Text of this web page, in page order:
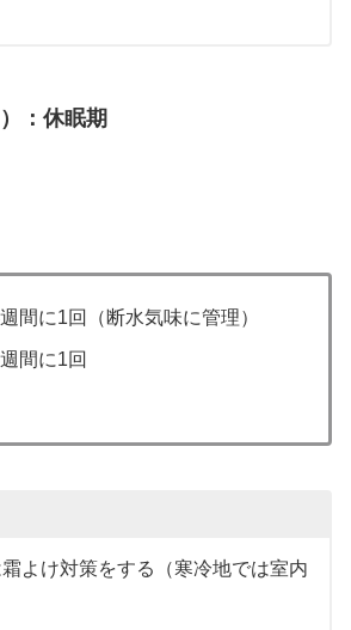
：休眠期
間に1回（断水気味に管理）
間に1回
よけ対策をする（寒冷地では室内